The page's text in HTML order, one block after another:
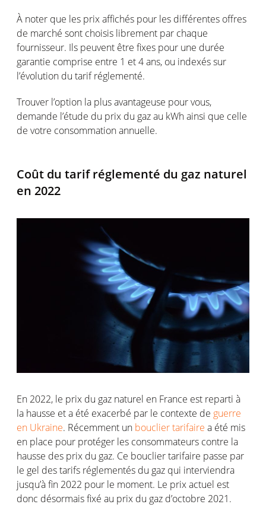
À noter que les prix affichés pour les différentes offres
de marché sont choisis librement par chaque
fournisseur. Ils peuvent être fixes pour une durée
garantie comprise entre 1 et 4 ans, ou indexés sur
l’évolution du tarif réglementé.
Trouver l’option la plus avantageuse pour vous,
demande l’étude du prix du gaz au kWh ainsi que celle
de votre consommation annuelle.
Coût du tarif réglementé du gaz naturel
en 2022
En 2022, le prix du gaz naturel en France est reparti à
la hausse et a été exacerbé par le contexte de guerre
en Ukraine. Récemment un bouclier tarifaire a été mis
en place pour protéger les consommateurs contre la
hausse des prix du gaz. Ce bouclier tarifaire passe par
le gel des tarifs réglementés du gaz qui interviendra
jusqu’à fin 2022 pour le moment. Le prix actuel est
donc désormais fixé au prix du gaz d’octobre 2021.